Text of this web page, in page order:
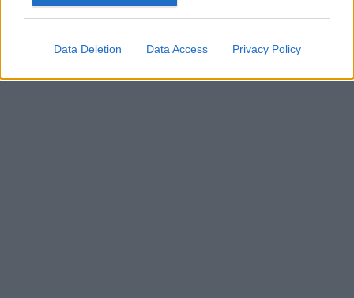
Data Deletion Data Access Privacy Policy